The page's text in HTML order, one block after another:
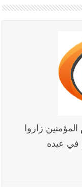
صحافي اقتراح قانون
جديدة لـ مؤسسة
فرحًا وفخرًا احتفالًا
وقنابل طيران
زاروا
في عيده